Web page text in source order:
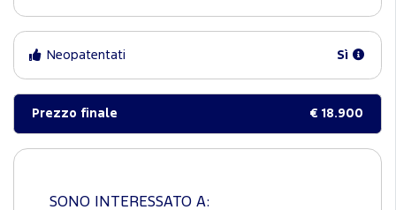
Neopatentati Sì
Prezzo finale € 18.900
SONO INTERESSATO A: